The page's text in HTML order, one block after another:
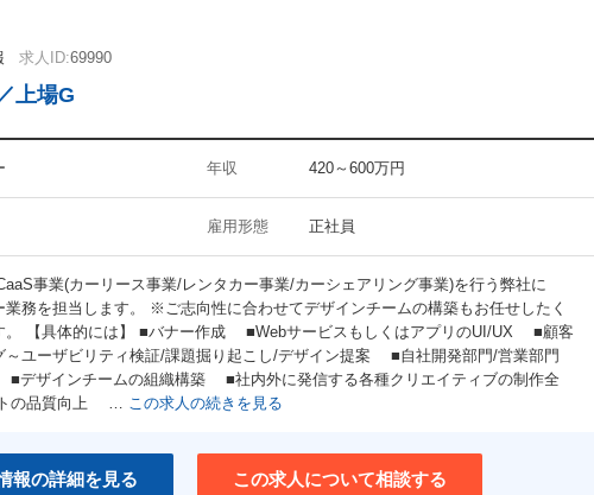
求人ID:69990
上場G
年収 420～600万円
雇用形態 正社員
事業(カーリース事業/レンタカー事業/カーシェアリング事業)を行う弊社に
業務を担当します。 ※ご志向性に合わせてデザインチームの構築もお任せしたく
。 【具体的には】 ■バナー作成 ■WebサービスもしくはアプリのUI/UX ■顧客
～ユーザビリティ検証/課題掘り起こし/デザイン提案 ■自社開発部門/営業部門
デザインチームの組織構築 ■社内外に発信する各種クリエイティブの制作全
トの品質向上 … この求人の続きを見る
報の詳細を見る この求人について相談する